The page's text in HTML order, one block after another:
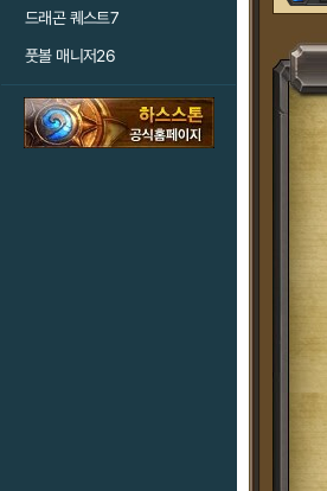
드래곤 퀘스트7
풋볼 매니저26